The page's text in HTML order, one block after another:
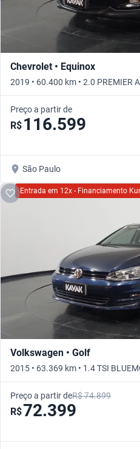
Chevrolet • Equinox
2019 • 60.400 km • 2.0 PREMIER
Preço a partir de
R$ 116.599
São Paulo
Entrada em 12x - Financiamento
Volkswagen • Golf
2015 • 63.369 km • 1.4 TSI
DSG • Automático
Preço a partir deR$ 74.899
R$72.399